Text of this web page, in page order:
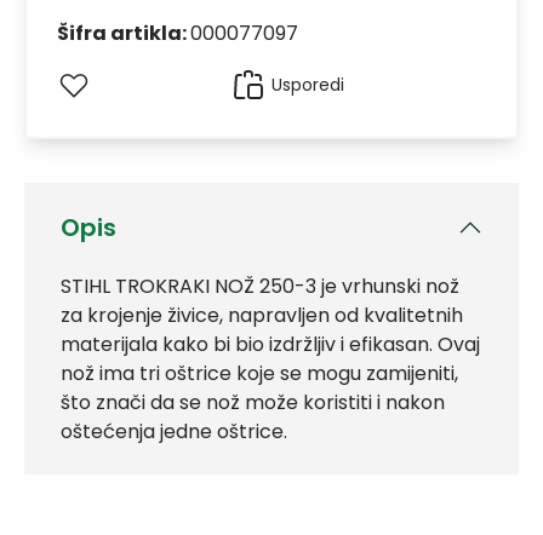
Opis
STIHL TROKRAKI NOŽ 250-3 je vrhunski nož
za krojenje živice, napravljen od kvalitetnih
materijala kako bi bio izdržljiv i efikasan. Ovaj
nož ima tri oštrice koje se mogu zamijeniti,
što znači da se nož može koristiti i nakon
oštećenja jedne oštrice.
Šifra artikla:000077097
Usporedi